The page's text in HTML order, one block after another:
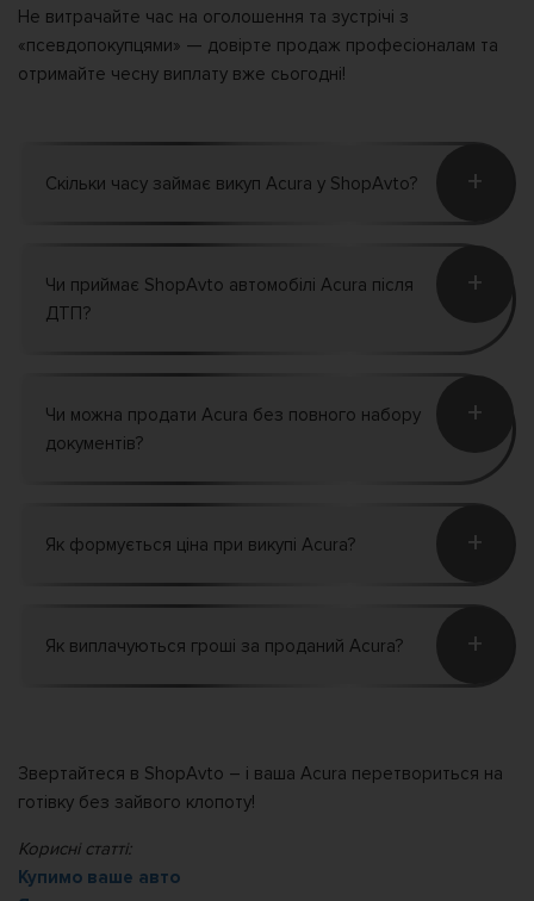
Не витрачайте час на оголошення та зустрічі з
«псевдопокупцями» — довірте продаж професіоналам та
отримайте чесну виплату вже сьогодні!
Скільки часу займає викуп Acura у ShopAvto? +
Чи приймає ShopAvto автомобілі Acura після
ДТП?
+
Чи можна продати Acura без повного набору
документів?
+
Як формується ціна при викупі Acura? +
Як виплачуються гроші за проданий Acura? +
Звертайтеся в ShopAvto – і ваша Acura перетвориться на
готівку без зайвого клопоту!
Корисні статті:
Купимо ваше авто